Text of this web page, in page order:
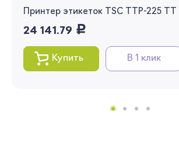
Принтер этикеток TSC TTP-225 TT
24 141.79 руб.
Купить В 1 клик
Я согласен на обработку моих
Вернуться
рекомендации